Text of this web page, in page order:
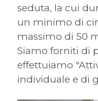
seduta, la cui
un minimo di
massimo di 50
Siamo forniti di
effettuiamo
individuale e di